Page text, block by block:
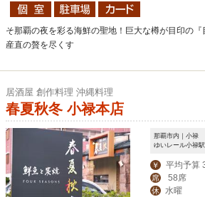
そ那覇の夜を彩る海鮮の聖地！巨大な樽が目印の
産直の贅を尽くす
居酒屋 創作料理 沖縄料理
春夏秋冬 小禄本店
那覇市内｜小禄
ゆいレール小禄
￥ 平均予算
席 58席
休 水曜